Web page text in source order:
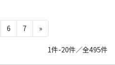
6 7 »
1件-20件／全495件